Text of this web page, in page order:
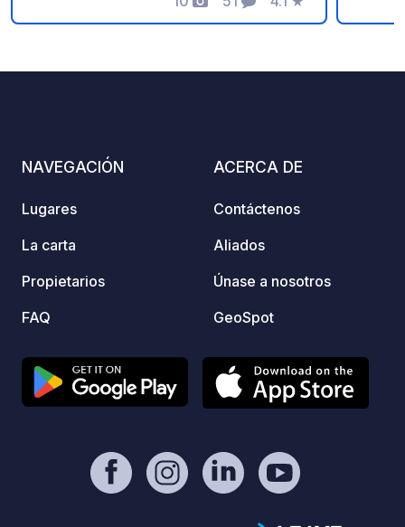
Fotos ComentariosCalificación
NAVEGACIÓN
Lugares
La carta
Propietarios
FAQ
ACERCA DE
Contáctenos
Aliados
Únase a nosotros
GeoSpot